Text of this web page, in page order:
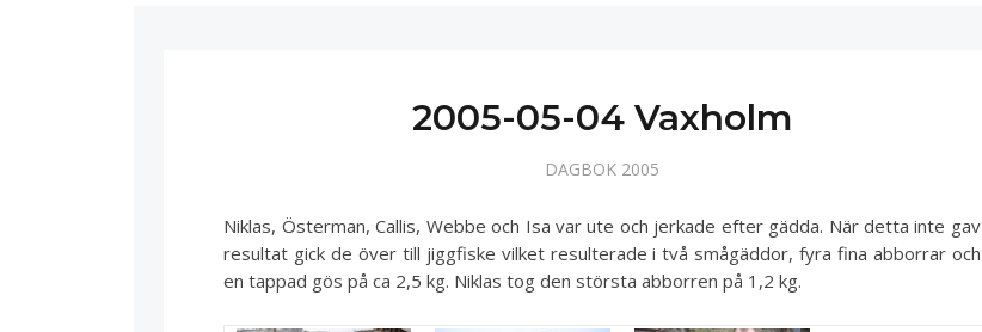
2005-05-04 Vaxholm
DAGBOK 2005
Niklas, Österman, Callis, Webbe och Isa var ute och jerkade efter gädda. När detta inte gav
resultat gick de över till jiggfiske vilket resulterade i två smågäddor, fyra fina abborrar och
en tappad gös på ca 2,5 kg. Niklas tog den största abborren på 1,2 kg.